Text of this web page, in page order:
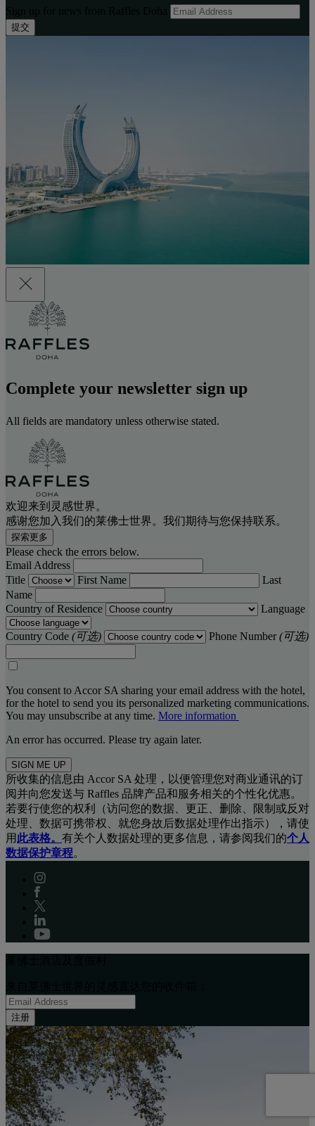
提交
Complete your newsletter sign up
All fields are mandatory unless otherwise stated.
欢迎来到灵感世界。
感谢您加入我们的莱佛士世界。我们期待与您保持联系。
探索更多
Please check the errors below.
Email Address
Title
First Name
Last
Name
Country of Residence
Language
Country Code (可选) Phone Number (可选)
You consent to Accor SA sharing your email address with the hotel,
for the hotel to send you its personalized marketing communications.
You may unsubscribe at any time. More information
An error has occurred. Please try again later.
SIGN ME UP
所收集的信息由 Accor SA 处理，以便管理您对商业通讯的订
阅并向您发送与 Raffles 品牌产品和服务相关的个性化优惠。
若要行使您的权利（访问您的数据、更正、删除、限制或反对
处理、数据可携带权、就您身故后数据处理作出指示），请使
用 此表格。 有关个人数据处理的更多信息，请参阅我们的个人
数据保护章程。
注册